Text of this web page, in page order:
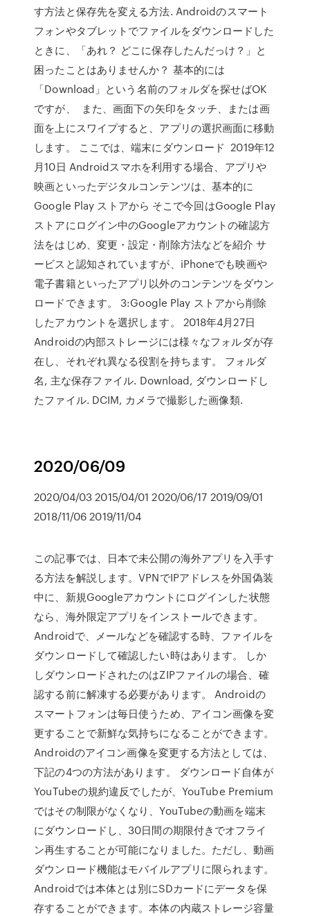
す方法と保存先を変える方法. Androidのスマート
フォンやタブレットでファイルをダウンロードした
ときに、「あれ？ どこに保存したんだっけ？」と
困ったことはありませんか？ 基本的には
「Download」という名前のフォルダを探せばOK
ですが、 また、画面下の矢印をタッチ、または画
面を上にスワイプすると、アプリの選択画面に移動
します。 ここでは、端末にダウンロード 2019年12
月10日 Androidスマホを利用する場合、アプリや
映画といったデジタルコンテンツは、基本的に
Google Play ストアから そこで今回はGoogle Play
ストアにログイン中のGoogleアカウントの確認方
法をはじめ、変更・設定・削除方法などを紹介 サ
ービスと認知されていますが、iPhoneでも映画や
電子書籍といったアプリ以外のコンテンツをダウン
ロードできます。 3:Google Play ストアから削除
したアカウントを選択します。 2018年4月27日
Androidの内部ストレージには様々なフォルダが存
在し、それぞれ異なる役割を持ちます。 フォルダ
名, 主な保存ファイル. Download, ダウンロードし
たファイル. DCIM, カメラで撮影した画像類.
2020/06/09
2020/04/03 2015/04/01 2020/06/17 2019/09/01
2018/11/06 2019/11/04
この記事では、日本で未公開の海外アプリを入手す
る方法を解説します。VPNでIPアドレスを外国偽装
中に、新規Googleアカウントにログインした状態
なら、海外限定アプリをインストールできます。
Androidで、メールなどを確認する時、ファイルを
ダウンロードして確認したい時はあります。 しか
しダウンロードされたのはZIPファイルの場合、確
認する前に解凍する必要があります。 Androidの
スマートフォンは毎日使うため、アイコン画像を変
更することで新鮮な気持ちになることができます。
Androidのアイコン画像を変更する方法としては、
下記の4つの方法があります。 ダウンロード自体が
YouTubeの規約違反でしたが、YouTube Premium
ではその制限がなくなり、YouTubeの動画を端末
にダウンロードし、30日間の期限付きでオフライ
ン再生することが可能になりました。ただし、動画
ダウンロード機能はモバイルアプリに限られます。
Androidでは本体とは別にSDカードにデータを保
存することができます。本体の内蔵ストレージ容量